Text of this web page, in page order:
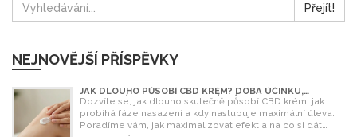
Přejít!
NEJNOVĚJŠÍ PŘÍSPĚVKY
JAK DLOUHO PŮSOBÍ CBD KRÉM? DOBA ÚČINKU,
NASAZENÍ A TIPY PRO MAXIMÁLNÍ EFEKT
Dozvíte se, jak dlouho skutečně působí CBD krém, jak
probíhá fáze nasazení a kdy nastupuje maximální úleva.
Poradíme vám, jak maximalizovat efekt a na co si dát